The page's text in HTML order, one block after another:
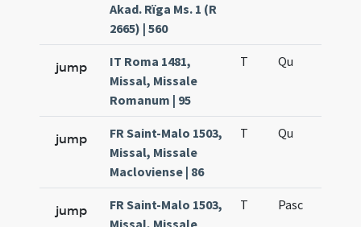
Akad. Rïga Ms. 1 (R
2665) | 560
jump
IT Roma 1481,
Missal, Missale
Romanum | 95
T Qu
jump
FR Saint-Malo 1503,
Missal, Missale
Macloviense | 86
T Qu
jump
FR Saint-Malo 1503,
Missal, Missale
T Pasc